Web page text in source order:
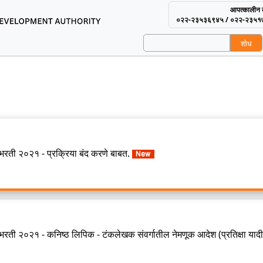
आपत्कालीन
०२२-२३५३६९४५ / ०२२-
शोध
and Area
२०२१ - प्रक्रिया बंद करणे बाबत.
२०२१ - कनिष्ठ लिपिक - टंकलेखक संवर्गातील नेमणूक आदेश (प्रतिक्षा